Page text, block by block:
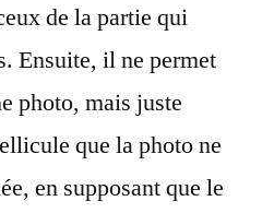
de la partie qui
Ensuite, il ne permet
photo, mais juste
que la photo ne
en supposant que le